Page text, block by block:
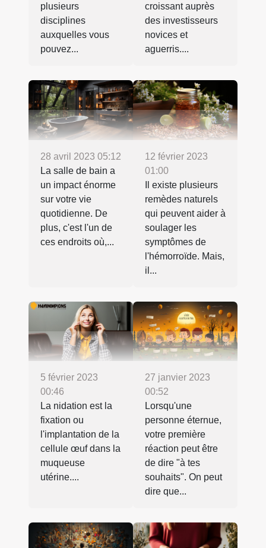
plusieurs
disciplines
auxquelles vous
pouvez...
croissant auprès
des investisseurs
novices et
aguerris....
28 avril 2023 05:12
La salle de bain a
un impact énorme
sur votre vie
quotidienne. De
plus, c'est l'un de
ces endroits où,...
12 février 2023
01:00
Il existe plusieurs
remèdes naturels
qui peuvent aider à
soulager les
symptômes de
l'hémorroïde. Mais,
il...
5 février 2023
00:46
La nidation est la
fixation ou
l'implantation de la
cellule œuf dans la
muqueuse
utérine....
27 janvier 2023
00:52
Lorsqu'une
personne éternue,
votre première
réaction peut être
de dire "à tes
souhaits". On peut
dire que...